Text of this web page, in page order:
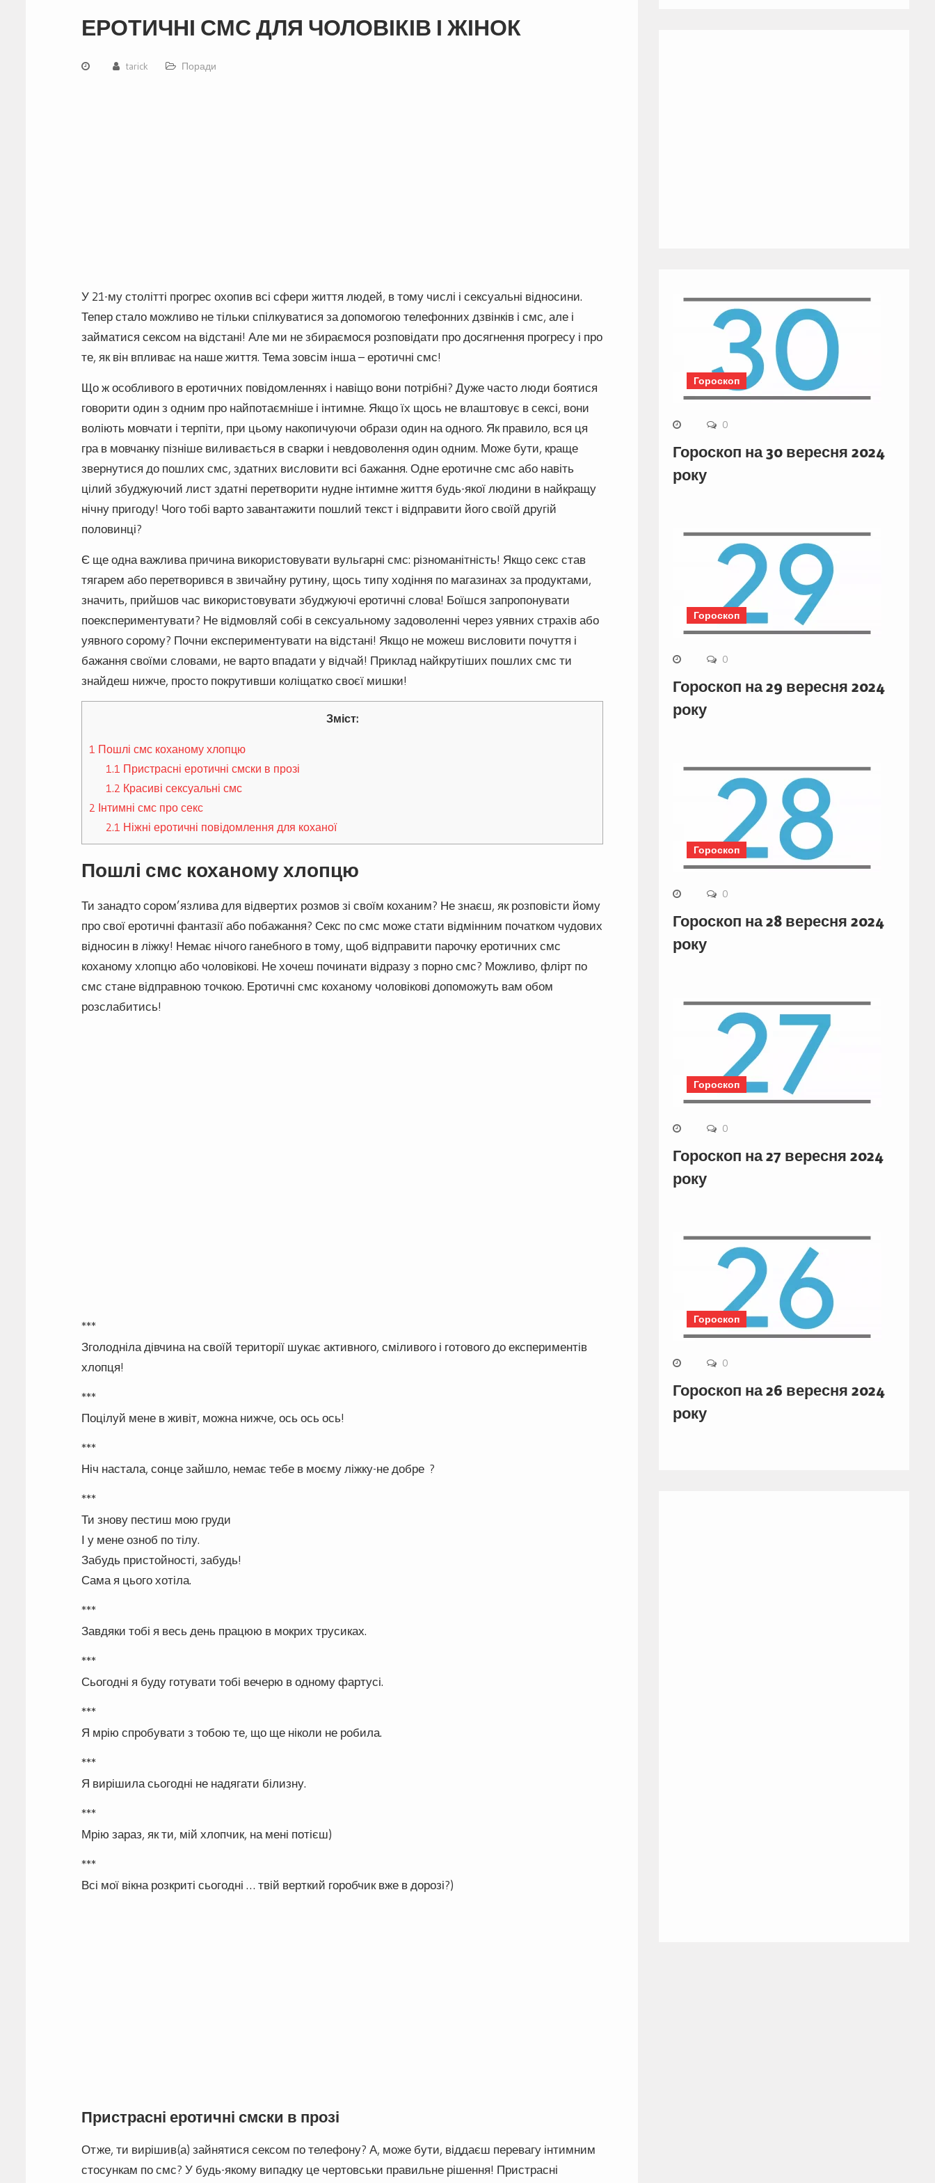
ЕРОТИЧНІ СМС ДЛЯ ЧОЛОВІКІВ І ЖІНОК
tarick Поради
У 21-му столітті прогрес охопив всі сфери життя людей, в тому числі і сексуальні відносини.
Тепер стало можливо не тільки спілкуватися за допомогою телефонних дзвінків і смс, але і
займатися сексом на відстані! Але ми не збираємося розповідати про досягнення прогресу і про
те, як він впливає на наше життя. Тема зовсім інша – еротичні смс!
Що ж особливого в еротичних повідомленнях і навіщо вони потрібні? Дуже часто люди боятися
говорити один з одним про найпотаємніше і інтимне. Якщо їх щось не влаштовує в сексі, вони
воліють мовчати і терпіти, при цьому накопичуючи образи один на одного. Як правило, вся ця
гра в мовчанку пізніше виливається в сварки і невдоволення один одним. Може бути, краще
звернутися до пошлих смс, здатних висловити всі бажання. Одне еротичне смс або навіть
цілий збуджуючий лист здатні перетворити нудне інтимне життя будь-якої людини в найкращу
нічну пригоду! Чого тобі варто завантажити пошлий текст і відправити його своїй другій
половинці?
Є ще одна важлива причина використовувати вульгарні смс: різноманітність! Якщо секс став
тягарем або перетворився в звичайну рутину, щось типу ходіння по магазинах за продуктами,
значить, прийшов час використовувати збуджуючі еротичні слова! Боїшся запропонувати
поекспериментувати? Не відмовляй собі в сексуальному задоволенні через уявних страхів або
уявного сорому? Почни експериментувати на відстані! Якщо не можеш висловити почуття і
бажання своїми словами, не варто впадати у відчай! Приклад найкрутіших пошлих смс ти
знайдеш нижче, просто покрутивши коліщатко своєї мишки!
Зміст:
1 Пошлі смс коханому хлопцю
1.1 Пристрасні еротичні смски в прозі
1.2 Красиві сексуальні смс
2 Інтимні смс про секс
2.1 Ніжні еротичні повідомлення для коханої
Пошлі смс коханому хлопцю
Ти занадто сором’язлива для відвертих розмов зі своїм коханим? Не знаєш, як розповісти йому
про свої еротичні фантазії або побажання? Секс по смс може стати відмінним початком чудових
відносин в ліжку! Немає нічого ганебного в тому, щоб відправити парочку еротичних смс
коханому хлопцю або чоловікові. Не хочеш починати відразу з порно смс? Можливо, флірт по
смс стане відправною точкою. Еротичні смс коханому чоловікові допоможуть вам обом
розслабитись!
***
Зголодніла дівчина на своїй території шукає активного, сміливого і готового до експериментів
хлопця!
***
Поцілуй мене в живіт, можна нижче, ось ось ось!
***
Ніч настала, сонце зайшло, немає тебе в моєму ліжку-не добре ?
***
Ти знову пестиш мою груди
І у мене озноб по тілу.
Забудь пристойності, забудь!
Сама я цього хотіла.
***
Завдяки тобі я весь день працюю в мокрих трусиках.
***
Сьогодні я буду готувати тобі вечерю в одному фартусі.
***
Я мрію спробувати з тобою те, що ще ніколи не робила.
***
Я вирішила сьогодні не надягати білизну.
***
Мрію зараз, як ти, мій хлопчик, на мені потієш)
***
Всі мої вікна розкриті сьогодні … твій верткий горобчик вже в дорозі?)
Пристрасні еротичні смски в прозі
Отже, ти вирішив(а) зайнятися сексом по телефону? А, може бути, віддаєш перевагу інтимним
стосункам по смс? У будь-якому випадку це чертовськи правильне рішення! Пристрасні
Гороскоп
0
Гороскоп на 30 вересня 2024
року
Гороскоп
0
Гороскоп на 29 вересня 2024
року
Гороскоп
0
Гороскоп на 28 вересня 2024
року
Гороскоп
0
Гороскоп на 27 вересня 2024
року
Гороскоп
0
Гороскоп на 26 вересня 2024
року